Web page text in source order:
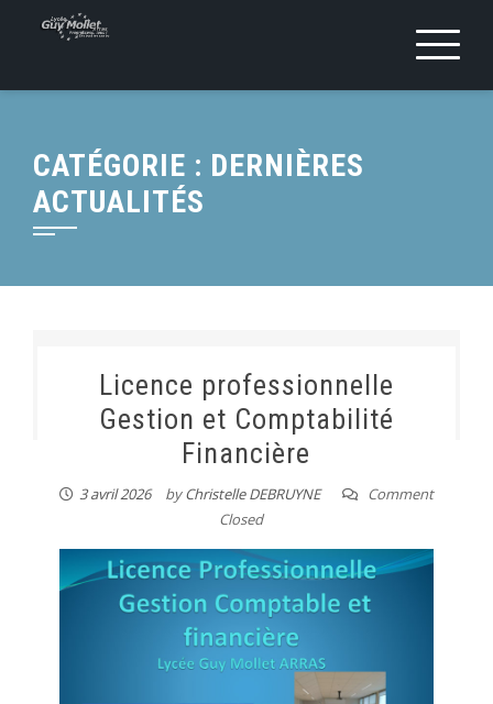
CATÉGORIE : DERNIÈRES
ACTUALITÉS
Licence professionnelle
Gestion et Comptabilité
Financière
3 avril 2026 byChristelle DEBRUYNE
Comment
Closed